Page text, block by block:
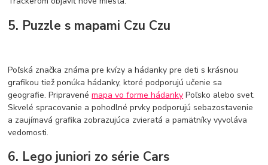
5. Puzzle s mapami Czu Czu
Poľská značka známa pre kvízy a hádanky pre deti s krásnou
grafikou tiež ponúka hádanky, ktoré podporujú učenie sa
geografie. Pripravenémapa vo forme hádanky Poľsko alebo svet.
Skvelé spracovanie a pohodlné prvky podporujú sebazostavenie
a zaujímavá grafika zobrazujúca zvieratá a pamätníky vyvoláva
vedomosti.
6. Lego juniori zo série Cars